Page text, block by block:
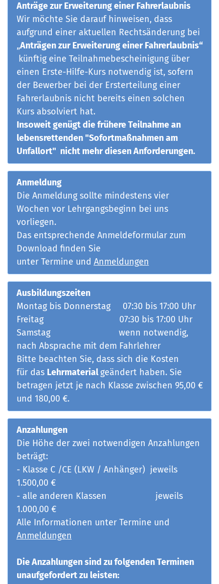
Anträge zur Erweiterung einer Fahrerlaubnis
Wir möchte Sie darauf hinweisen, dass
aufgrund einer aktuellen Rechtsänderung bei
„Anträgen zur Erweiterung einer Fahrerlaubnis“
künftig eine Teilnahmebescheinigung über
einen Erste-Hilfe-Kurs notwendig ist, sofern
der Bewerber bei der Ersterteilung einer
Fahrerlaubnis nicht bereits einen solchen
Kurs absolviert hat.
Insoweit genügt die frühere Teilnahme an
lebensrettenden "Sofortmaßnahmen am
Unfallort" nicht mehr diesen Anforderungen.
Anmeldung
Die Anmeldung sollte mindestens vier
Wochen vor Lehrgangsbeginn bei uns
vorliegen.
Das entsprechende Anmeldeformular zum
Download finden Sie
unter Termine und Anmeldungen
Ausbildungszeiten
Montag bis Donnerstag 07:30 bis 17:00 Uhr
Freitag 07:30 bis 17:00 Uhr
Samstag wenn notwendig,
nach Absprache mit dem Fahrlehrer
Bitte beachten Sie, dass sich die Kosten
für das Lehrmaterialgeändert haben. Sie
betragen jetzt je nach Klasse zwischen 95,00 €
und 180,00 €.
Anzahlungen
Die Höhe der zwei notwendigen Anzahlungen
beträgt:
- Klasse C /CE (LKW / Anhänger) jeweils
1.500,00 €
- alle anderen Klassen jeweils
1.000,00 €
Alle Informationen unter Termine und
Anmeldungen
Die Anzahlungen sind zu folgenden Terminen
unaufgefordert zu leisten: